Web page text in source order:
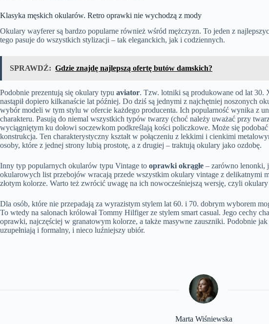
Klasyka męskich okularów. Retro oprawki nie wychodzą z mody
Okulary wayferersą bardzo popularne również wśród mężczyzn. To jeden z
tego pasuje do wszystkich stylizacji – tak eleganckich, jak i codziennych.
SPRAWDŹ: Gdzie znajdę najlepszą ofertę butów damskich?
Podobnie prezentują się okulary typu aviator. Tzw. lotniki są produkowane od lat
nastąpił dopiero kilkanaście lat później. Do dziś są jednymi z najchętniej noszonych
wybór modeli w tym stylu w ofercie każdego producenta. Ich popularność wynika z
charakteru. Pasują do niemal wszystkich typów twarzy (choć należy uważać przy
wyciągniętym ku dołowi soczewkom podkreślają kości policzkowe. Może się
konstrukcja. Ten charakterystyczny kształt w połączeniu z lekkimi i cienkimi
osoby, które z jednej strony lubią prostotę, a z drugiej – traktują okulary jako ozdobę.
Inny typ popularnych okularów typu Vintage to oprawki okrągłe – zarówno lenonki,
okularowych list przebojów wracają przede wszystkim okulary vintage z delikatnymi
złotym kolorze. Warto też zwrócić uwagę na ich nowocześniejszą wersję, czyli
Dla osób, które nie przepadają za wyrazistym stylem lat 60. i 70. dobrym wyborem
To wtedy na salonach królował Tommy Hilfiger ze stylem smart casual. Jego cechy
oprawki, najczęściej w granatowym kolorze, a także masywne zauszniki. Podobnie jak
uzupełniają i formalny, i nieco luźniejszy ubiór.
Marta Wiśniewska